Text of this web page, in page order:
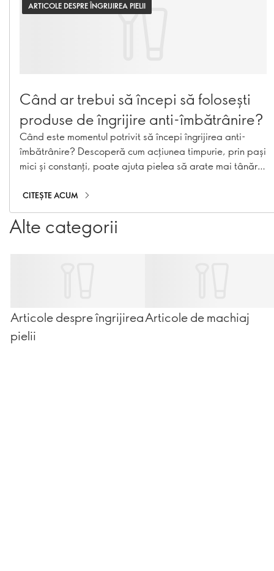
ARTICOLE DESPRE ÎNGRIJIREA PIELII
Când ar trebui să începi să folosești
produse de îngrijire anti-îmbătrânire?
Când este momentul potrivit să începi îngrijirea anti-
îmbătrânire? Descoperă cum acțiunea timpurie, prin pași
mici și constanți, poate ajuta pielea să arate mai tânără
CITEȘTE ACUM
Alte categorii
Articole despre îngrijirea
pielii
Articole de machiaj